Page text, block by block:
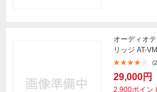
オーディオ
リッジ AT-
29,000円
2,900ポイン